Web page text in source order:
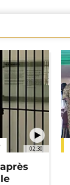
02:30